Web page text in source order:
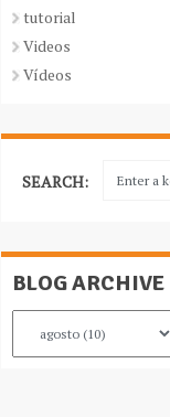
tutorial
Videos
Vídeos
SEARCH:
BLOG ARCHIVE